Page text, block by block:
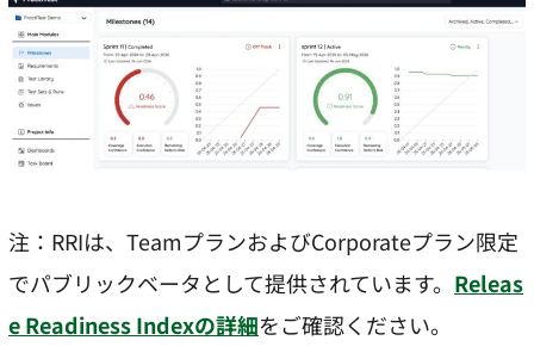
注：RRIは、TeamプランおよびCorporateプラン限定
でパブリックベータとして提供されています。 Releas
e Readiness Indexの詳細をご確認ください。